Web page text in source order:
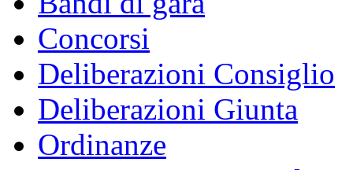
Concorsi
Deliberazioni Consiglio
Deliberazioni Giunta
Ordinanze